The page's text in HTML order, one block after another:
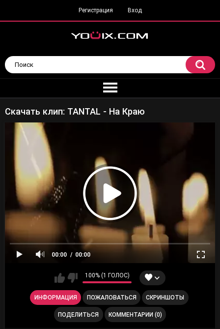
Регистрация Вход
Скачать клип: TANTAL - На Краю
00:00 00:00
100% (1 ГОЛОС)
ИНФОРМАЦИЯ ПОЖАЛОВАТЬСЯ СКРИНШОТЫ
ПОДЕЛИТЬСЯ КОММЕНТАРИИ (0)